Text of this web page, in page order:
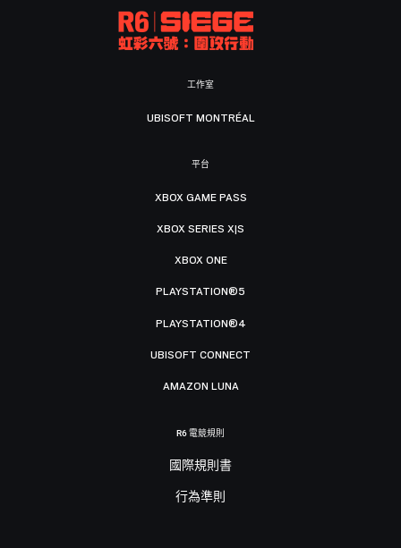
工作室
UBISOFT MONTRÉAL
平台
XBOX GAME PASS
XBOX SERIES X|S
XBOX ONE
PLAYSTATION®5
PLAYSTATION®4
UBISOFT CONNECT
AMAZON LUNA
R6 電競規則
國際規則書
行為準則